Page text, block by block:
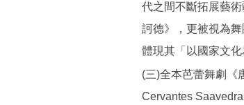
代之間不斷拓展藝
訶德》，更被視為
體現其「以國家文化
(三)全本芭蕾舞劇《
Cervantes